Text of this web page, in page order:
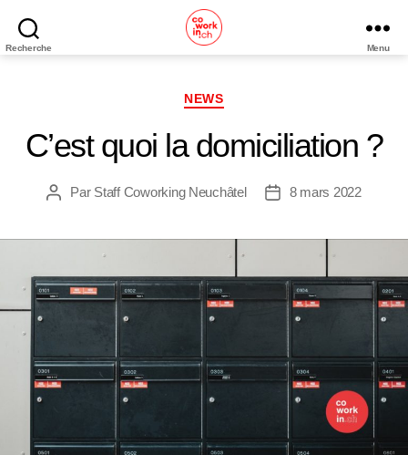
Recherche
Coworking
Menu
Catégories
NEWS
C’est quoi la domiciliation ?
Auteur
Par Staff Coworking Neuchâtel
Date8 mars 2022